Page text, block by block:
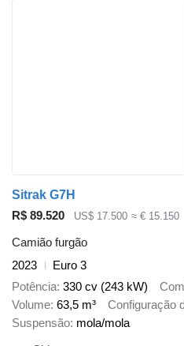
Sitrak G7H
R$ 89.520
US$ 17.500 ≈ € 15.150
Camião furgão
2023
Euro 3
Potência 330 cv (243 kW)
Volume 63,5 m³ Configuração
Suspensão mola/mola